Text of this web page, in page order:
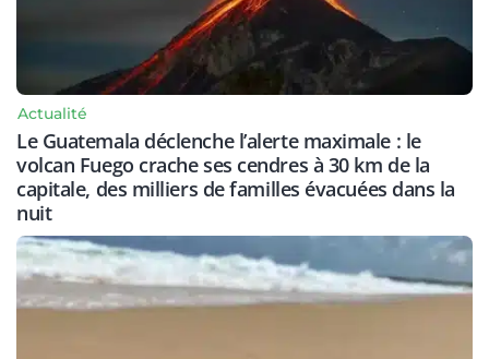
Actualité
Le Guatemala déclenche l’alerte maximale : le
volcan Fuego crache ses cendres à 30 km de la
capitale, des milliers de familles évacuées dans la
nuit